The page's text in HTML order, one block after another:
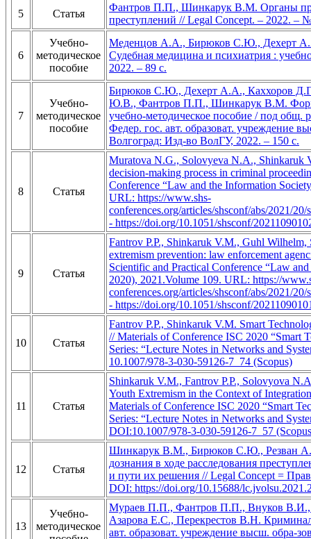
5 Статья
Фантров П.П., Шинкарук В.М. Органы
преступлений // Legal Concept. – 2022.
6
Учебно-
методическое
пособие
Меденцов А.А., Бирюков С.Ю., Дехерт
Судебная медицина и психиатрия :
2022. – 89 с.
7
Учебно-
методическое
пособие
Бирюков С.Ю., Дехерт А.А., Каххоров
Ю.В., Фантров П.П., Шинкарук В.М.
учебно-методическое пособие / под
Федер. гос. авт. образоват. учреждение
Волгоград: Изд-во ВолГУ, 2022. – 150 с.
8 Статья
Muratova N.G., Solovyeva N.A., Shinkaruk
decision-making process in criminal
Conference “Law and the Information
URL: https://www.shs-
conferences.org/articles/shsconf/abs/2021/
- https://doi.org/10.1051/shsconf/
9 Статья
Fantrov P.P., Shinkaruk V.M., Guhl
extremism prevention: law enforcement
Scientific and Practical Conference “Law
2020), 2021.Volume 109. URL: https://
conferences.org/articles/shsconf/abs/2021/
- https://doi.org/10.1051/shsconf/
10 Статья
Fantrov P.P., Shinkaruk V.M. Smart
// Materials of Conference ISC 2020 “Smart
Series: “Lecture Notes in Networks and
10.1007/978-3-030-59126-7_74 (Scopus)
11 Статья
Shinkaruk V.M., Fantrov P.P., Solovyova
Youth Extremism in the Context of
Materials of Conference ISC 2020 “Smart
Series: “Lecture Notes in Networks and
DOI:10.1007/978-3-030-59126-7_57
12 Статья
Шинкарук В.М., Бирюков С.Ю., Резван
дознания в ходе расследования
и пути их решения // Legal Concept =
DOI: https://doi.org/10.15688/
13
Учебно-
методическое
Мураев П.П., Фантров П.П., Внуков
Азарова Е.С., Перекрестов В.Н.
авт. образоват. учреждение высш. обра-